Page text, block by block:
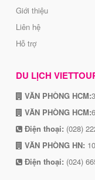
Giới thiệu
Liên hệ
Hỗ trợ
DU LỊCH
VĂN PHÒNG HCM:
VĂN PHÒNG HCM:
Điện thoại: (028)
VĂN PHÒNG HN:
Điện thoại: (024)